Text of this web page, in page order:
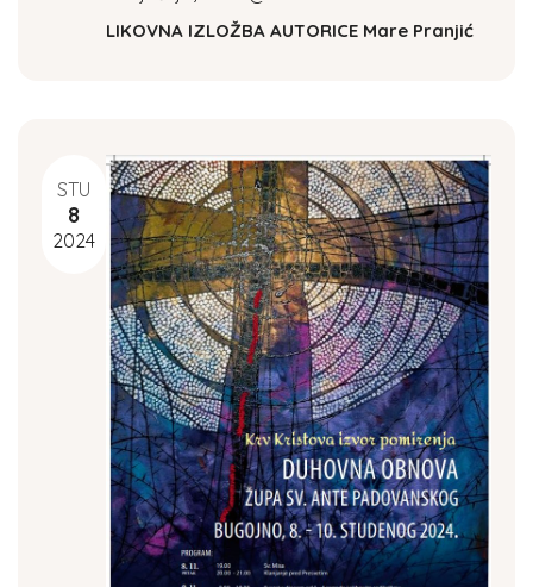
V
e
w
s
N
a
v
i
g
a
LIKOVNA IZLOŽBA AUTORICE Mare Pranjić
STU
8
2024